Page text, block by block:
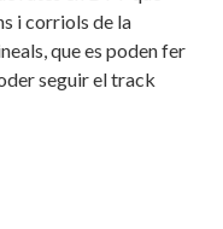
i corriols de la
que es poden fer
seguir el track